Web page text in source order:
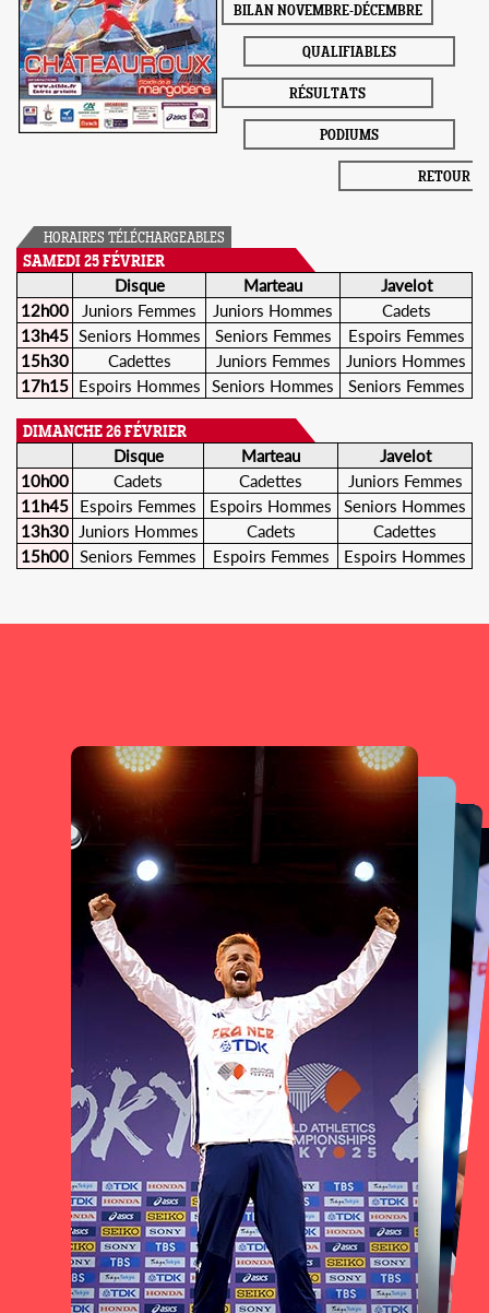
BILAN NOVEMBRE-DÉCEMBRE
QUALIFIABLES
RÉSULTATS
PODIUMS
RETOUR
HORAIRES TÉLÉCHARGEABLES
SAMEDI 25 FÉVRIER
Disque Marteau
Javelot
12h00
Juniors Femmes Juniors Hommes
Cadets
13h45 Seniors Hommes Seniors Femmes
Espoirs Femmes
15h30
Cadettes Juniors Femmes
Juniors Hommes
17h15 Espoirs Hommes Seniors Hommes Seniors Femmes
DIMANCHE 26 FÉVRIER
Disque Marteau
Javelot
10h00
Cadets Cadettes
Juniors Femmes
11h45
Espoirs Femmes Espoirs Hommes
Seniors Hommes
13h30
Juniors Hommes Cadets
Cadettes
15h00 Seniors Femmes Espoirs Femmes Espoirs Hommes